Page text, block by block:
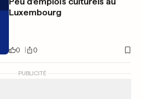
Luxembourg
0 0
PUBLICITÉ